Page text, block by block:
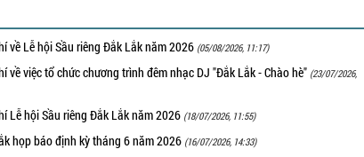
về Lễ hội Sầu riêng Đắk Lắk năm 2026 (05/08/2026, 11:17)
về việc tổ chức chương trình đêm nhạc DJ "Đắk Lắk - Chào hè" (23/07/2026,
Lễ hội Sầu riêng Đắk Lắk năm 2026 (18/07/2026, 11:55)
họp báo định kỳ tháng 6 năm 2026 (16/07/2026, 14:33)